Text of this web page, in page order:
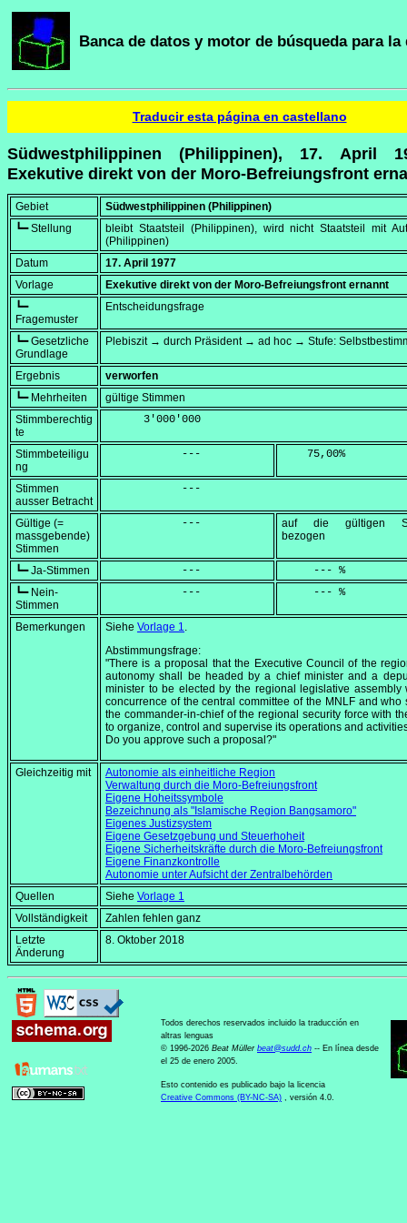
Banca de datos y motor de búsqueda para
Traducir esta página en castellano
Südwestphilippinen (Philippinen), 17. April
Exekutive direkt von der Moro-Befreiungsfront
Gebiet
Südwestphilippinen (Philippinen)
┗━ Stellung
bleibt Staatsteil (Philippinen), wird nicht Staatsteil mit
(Philippinen)
Datum
17. April 1977
Vorlage
Exekutive direkt von der Moro-Befreiungsfront ernannt
┗━
Fragemuster
Entscheidungsfrage
┗━ Gesetzliche
Grundlage
Plebiszit → durch Präsident → ad hoc → Stufe:
Ergebnis
verworfen
┗━ Mehrheiten
gültige Stimmen
Stimmberechtig
te
      3'000'000
Stimmbeteiligu
ng
            ---
    75,00
%
Stimmen
ausser Betracht
            ---
Gültige (=
massgebende)
Stimmen
            ---
auf die gültigen
bezogen
┗━ Ja-Stimmen
            ---
     --- %
┗━ Nein-
Stimmen
            ---
     --- %
Bemerkungen Siehe Vorlage 1.
Abstimmungsfrage:
"There is a proposal that the Executive Council of the
autonomy shall be headed by a chief minister and a
minister to be elected by the regional legislative assembly
concurrence of the central committee of the MNLF and who
the commander-in-chief of the regional security force with
to organize, control and supervise its operations and
Do you approve such a proposal?"
Gleichzeitig mit
Autonomie als einheitliche Region
Verwaltung durch die Moro-Befreiungsfront
Eigene Hoheitssymbole
Bezeichnung als "Islamische Region Bangsamoro"
Eigenes Justizsystem
Eigene Gesetzgebung und Steuerhoheit
Eigene Sicherheitskräfte durch die Moro-Befreiungsfront
Eigene Finanzkontrolle
Autonomie unter Aufsicht der Zentralbehörden
Quellen
Siehe Vorlage 1
Vollständigkeit
Zahlen fehlen ganz
Letzte
Änderung
8. Oktober 2018
Todos derechos reservados incluido la traducción en
altras lenguas
© 1996-2026 Beat Müller beat@sudd.ch -- En línea desde
el 25 de enero 2005.
Esto contenido es publicado bajo la licencia
Creative Commons (BY-NC-SA) , versión 4.0.